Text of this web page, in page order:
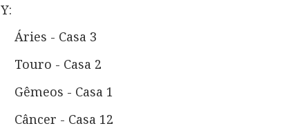
Y:
Áries - Casa 3
Touro - Casa 2
Gêmeos - Casa 1
Câncer - Casa 12